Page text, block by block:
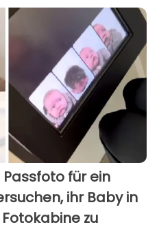
für ein
ihr Baby in
zu